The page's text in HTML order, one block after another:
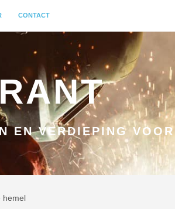
CONTACT
EN VERDIEPING
hemel